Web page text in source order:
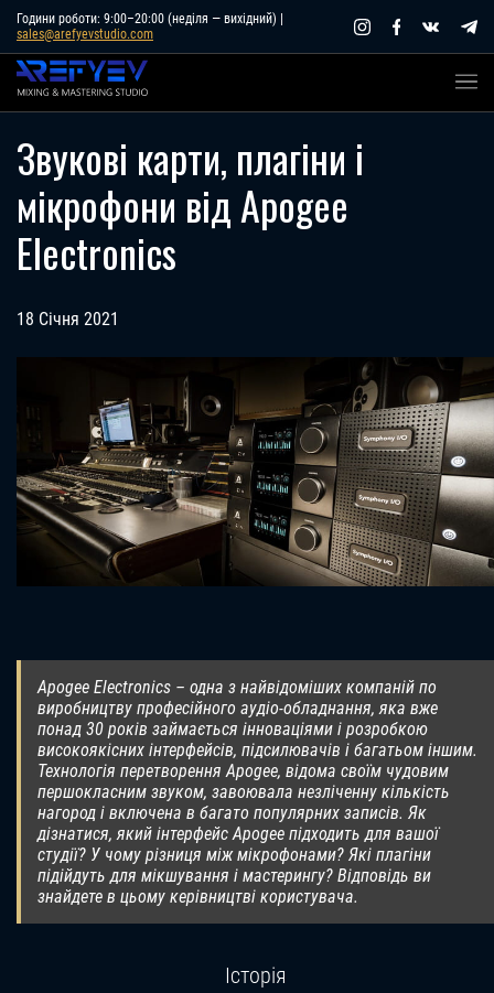
Skip
content
Години роботи: 9:00–20:00 (неділя — вихідний) |
sales@arefyevstudio.com
Звукові карти, плагіни і
мікрофони від Apogee
Electronics
18 Січня 2021
Apogee Electronics – одна з найвідоміших компаній по
виробництву професійного аудіо-обладнання, яка вже
понад 30 років займається інноваціями і розробкою
високоякісних інтерфейсів, підсилювачів і багатьом іншим.
Технологія перетворення Apogee, відома своїм чудовим
першокласним звуком, завоювала незліченну кількість
нагород і включена в багато популярних записів. Як
дізнатися, який інтерфейс Apogee підходить для вашої
студії? У чому різниця між мікрофонами? Які плагіни
підійдуть для мікшування і мастерингу? Відповідь ви
знайдете в цьому керівництві користувача.
Історія